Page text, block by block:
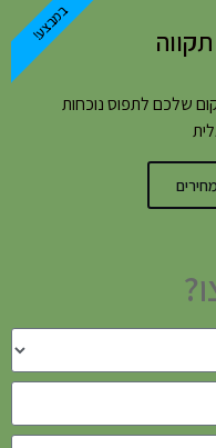
שלכם לתפוס נוכחות
במבצע!